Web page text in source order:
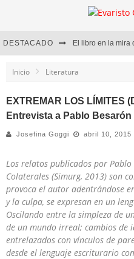
DESTACADO
Alejandra Correa |
Inicio Literatura
EXTREMAR LOS LÍMITES
Entrevista a Pablo Besarón
Josefina Goggi abril 10, 2015
Los relatos publicados por
Colaterales (Simurg, 2013) son
provoca el autor adentrándose
y la culpa, se expresan en un
Oscilando entre la simpleza de
de un mundo irreal; cambios de
entrelazados con vínculos de
desde el lenguaje escriturario